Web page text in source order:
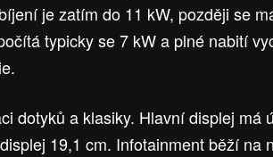
je zatím do 11 kW, později se
typicky se 7 kW a plné nabití
dotyků a klasiky. Hlavní displej má
19,1 cm. Infotainment běží na